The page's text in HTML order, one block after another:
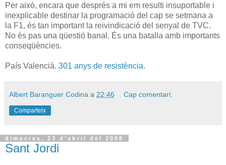
Per això, encara que després a mi em resulti insuportable i
inexplicable destinar la programació del cap se setmana a
la F1, és tan important la reivindicació del senyal de TVC.
No és pas una qüestió banal. És una batalla amb importants
conseqüències.
País Valencià. 301 anys de resistència.
Albert Baranguer Codina a 22:46 Cap comentari:
Comparteix
dimecres, 23 d’abril del 2008
Sant Jordi